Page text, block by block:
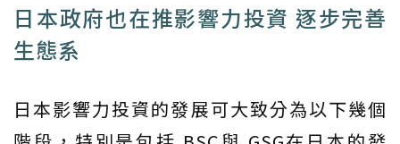
日本政府也在推影響力投資 逐步完善
生態系
日本影響力投資的發展可大致分為以下幾個